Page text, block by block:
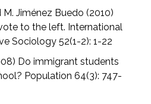
Jiménez Buedo (2010)
to the left. International
Sociology 52(1-2): 1-22
Do immigrant students
Population 64(3): 747-